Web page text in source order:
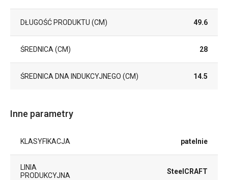
DŁUGOŚĆ PRODUKTU (CM) 49.6
ŚREDNICA (CM) 28
ŚREDNICA DNA INDUKCYJNEGO (CM) 14.5
Inne parametry
KLASYFIKACJA patelnie
LINIA
PRODUKCYJNA
SteelCRAFT